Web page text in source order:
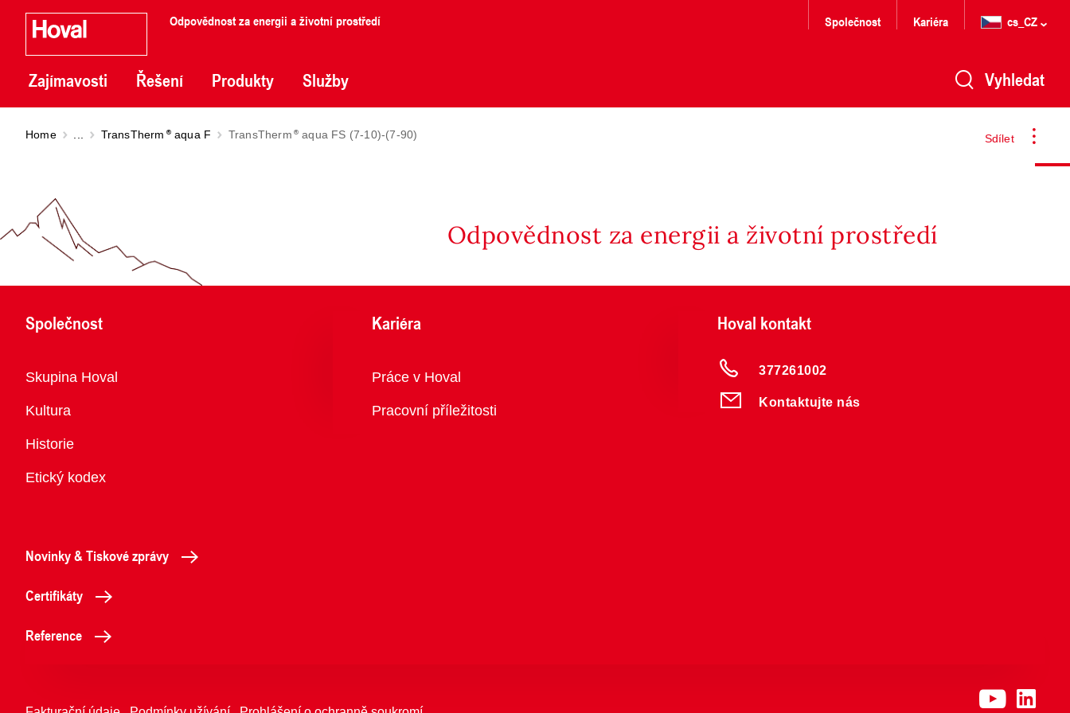
Odpovědnost za energii a životní prostředí
Zajímavosti Řešení Produkty Služby
Společnost Kariéra cs_CZ
Vyhledat
Sdílet
Home TransTherm aqua F TransTherm aqua FS (7-10)-(7-90)
Odpovědnost za energii a životní prostředí
Společnost
Přehled
Skupina Hoval
Kultura
Historie
Etický kodex
Kariéra
Přehled
Práce v Hoval
Pracovní příležitosti
Hoval kontakt
377261002
Kontaktujte nás
Novinky & Tiskové zprávy
Certifikáty
Reference